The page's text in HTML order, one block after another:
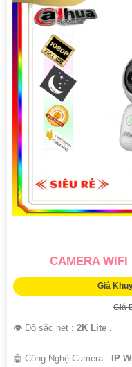
CAMERA WIFI
Giá
Giá
👁 Độ sắc nét : 2K Lite .
🤖️ Công Nghệ Camera : IP